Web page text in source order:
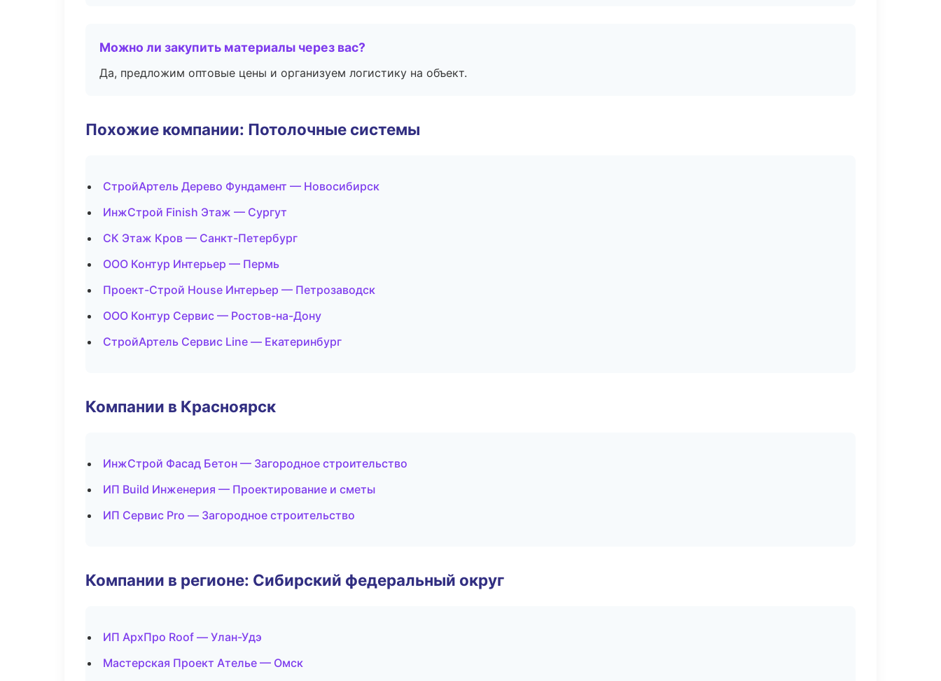
Можно ли закупить материалы через вас?
Да, предложим оптовые цены и организуем логистику на объект.
Похожие компании: Потолочные системы
СтройАртель Дерево Фундамент — Новосибирск
ИнжСтрой Finish Этаж — Сургут
СК Этаж Кров — Санкт-Петербург
ООО Контур Интерьер — Пермь
Проект-Строй House Интерьер — Петрозаводск
ООО Контур Сервис — Ростов-на-Дону
СтройАртель Сервис Line — Екатеринбург
Компании в Красноярск
ИнжСтрой Фасад Бетон — Загородное строительство
ИП Build Инженерия — Проектирование и сметы
ИП Сервис Pro — Загородное строительство
Компании в регионе: Сибирский федеральный округ
ИП АрхПро Roof — Улан-Удэ
Мастерская Проект Ателье — Омск